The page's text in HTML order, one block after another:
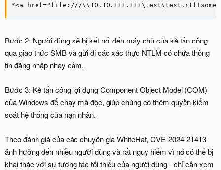
*<a href="file:///
Bước 2: Người dùng sẽ bị kết nối đến máy chủ của kẻ tấn công
qua giao thức SMB và gửi đi các xác thực NTLM có chứa thông
tin đăng nhập nhạy cảm.
Bước 3: Kẻ tấn công lợi dụng Component Object Model (COM)
của Windows để chạy mã độc, giúp chúng có thêm quyền kiểm
soát hệ thống của nạn nhân.
Theo đánh giá của các chuyên gia WhiteHat, CVE-2024-21413
ảnh hưởng đến nhiều người dùng và rất nguy hiểm vì nó có thể bị
khai thác với sự tương tác tối thiểu của người dùng - chỉ cần xem